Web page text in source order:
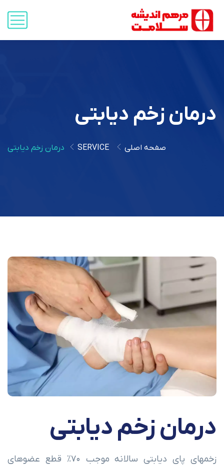
درمان زخم دیابتی
صفحه اصلی SERVICE درمان زخم دیابتی
درمان زخم دیابتی
زخمهای پای دیابتی سالانه موجب ۷۰% قطع عضوهای